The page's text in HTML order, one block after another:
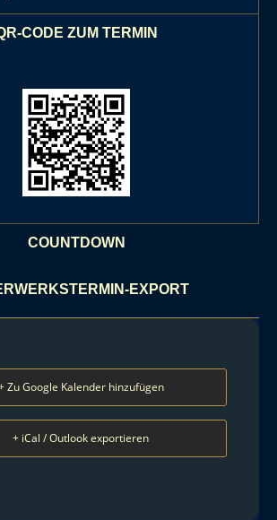
CODE ZUM TERMIN
COUNTDOWN
EXPORT
Zu Google Kalender hinzufügen
+ iCal / Outlook exportieren